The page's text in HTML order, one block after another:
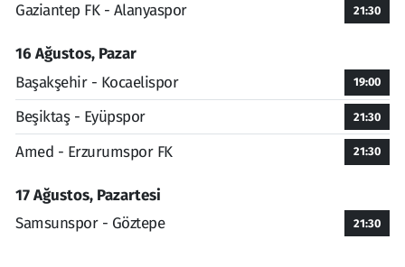
Gaziantep FK - Alanyaspor 21:30
16 Ağustos, Pazar
Başakşehir - Kocaelispor
19:00
Beşiktaş - Eyüpspor 21:30
Amed - Erzurumspor FK 21:30
17 Ağustos, Pazartesi
Samsunspor - Göztepe
21:30